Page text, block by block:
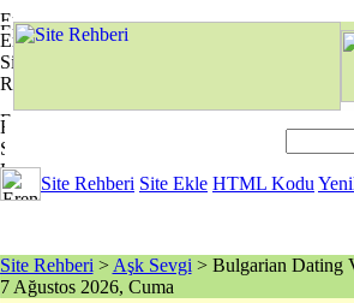
Site Rehberi Site Ekle HTML Kodu
Site Rehberi > Aşk Sevgi > Bulgarian Dating
7 Ağustos 2026, Cuma